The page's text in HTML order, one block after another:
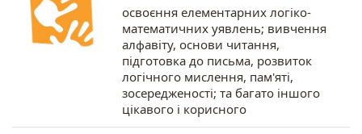
освоєння елементарних логіко-
математичних уявлень; вивчення
алфавіту, основи читання,
підготовка до письма, розвиток
логічного мислення, пам'яті,
зосередженості; та багато іншого
цікавого і корисного